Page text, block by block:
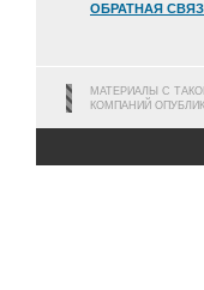
ОБРАТНАЯ
МАТЕРИАЛЫ С
КОМПАНИЙ